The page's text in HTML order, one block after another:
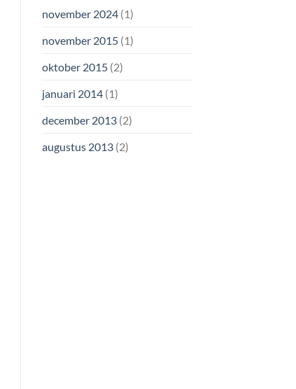
november 2024(1)
november 2015(1)
oktober 2015(2)
januari 2014(1)
december 2013(2)
augustus 2013(2)